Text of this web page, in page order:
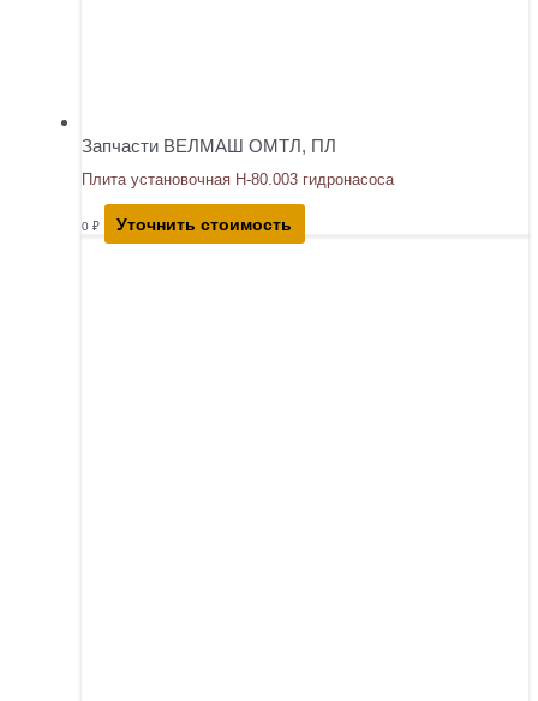
Запчасти ВЕЛМАШ ОМТЛ, ПЛ
Плита установочная Н-80.003 гидронасоса
0 ₽ Уточнить стоимость